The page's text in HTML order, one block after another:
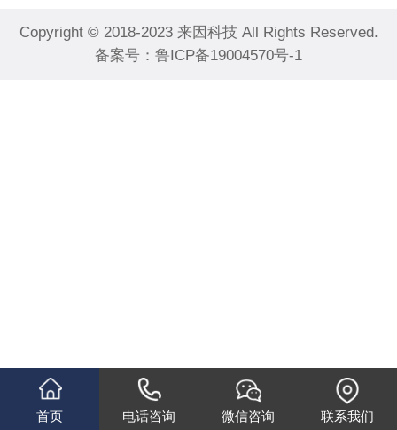
Copyright © 2018-2023 来因科技 All Rights Reserved.
备案号： 鲁ICP备19004570号-1
首页 电话咨询 微信咨询 联系我们